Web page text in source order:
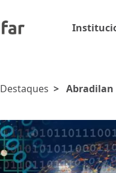
Destaques >